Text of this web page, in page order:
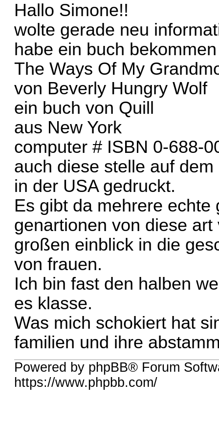
Hallo Simone!!
wolte gerade neu
habe ein buch bekommen
The Ways Of My
von Beverly Hungry Wolf
ein buch von Quill
aus New York
computer # ISBN 0-688-
auch diese stelle auf
in der USA gedruckt.
Es gibt da mehrere
genartionen von diese
großen einblick in die
von frauen.
Ich bin fast den halben
es klasse.
Was mich schokiert hat
familien und ihre
Powered by phpBB® Forum
https://www.phpbb.com/